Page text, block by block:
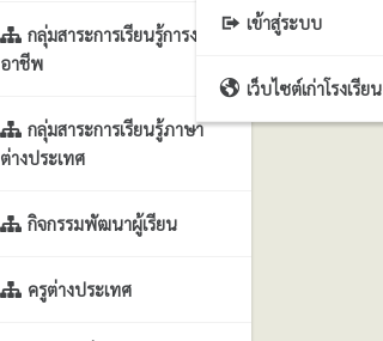
กลุ่มสาระการเรียนรู้การงาน
อาชีพ
กลุ่มสาระการเรียนรู้ภาษา
ต่างประเทศ
กิจกรรมพัฒนาผู้เรียน
ครูต่างประเทศ
เข้าสู่ระบบ
เว็บไซต์เก่าโรงเรียน